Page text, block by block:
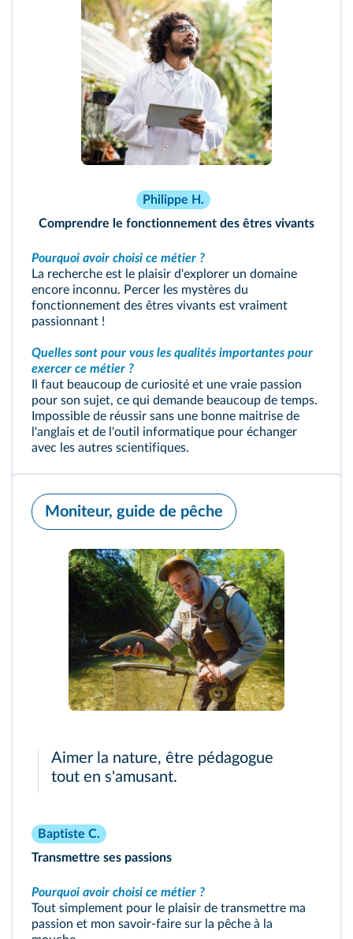
Philippe H.
Comprendre le fonctionnement des êtres vivants
Pourquoi avoir choisi ce métier ?
La recherche est le plaisir d'explorer un domaine
encore inconnu. Percer les mystères du
fonctionnement des êtres vivants est vraiment
passionnant !
Quelles sont pour vous les qualités importantes pour
exercer ce métier ?
Il faut beaucoup de curiosité et une vraie passion
pour son sujet, ce qui demande beaucoup de temps.
Impossible de réussir sans une bonne maitrise de
l'anglais et de l'outil informatique pour échanger
avec les autres scientifiques.
Moniteur, guide de pêche
Aimer la nature, être pédagogue
tout en s'amusant.
Baptiste C.
Transmettre ses passions
Pourquoi avoir choisi ce métier ?
Tout simplement pour le plaisir de transmettre ma
passion et mon savoir-faire sur la pêche à la